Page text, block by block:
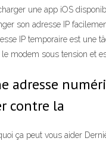
une app iOS
son adresse IP
IP temporaire est
modem sous tension et
adresse
contre la
ça peut vous aider